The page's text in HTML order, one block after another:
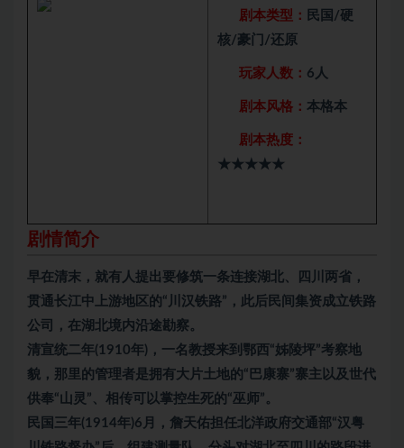
剧本类型： 民国/硬
核/豪门/还原
玩家人数： 6人
剧本风格： 本格本
剧本热度：
★★★★★
剧情简介
早在清末，就有人提出要修筑一条连接湖北、四川两省，
贯通长江中上游地区的“川汉铁路”，此后民间集资成立铁路
公司，在湖北境内沿途勘察。
清宣统二年(1910年)，一名教授来到鄂西“姊陵坪”考察地
貌，那里的管理者是拥有大片土地的“巴康寨”寨主以及世代
供奉“山灵”、相传可以掌控生死的“巫师”。
民国三年(1914年)6月，詹天佑担任北洋政府交通部“汉粤